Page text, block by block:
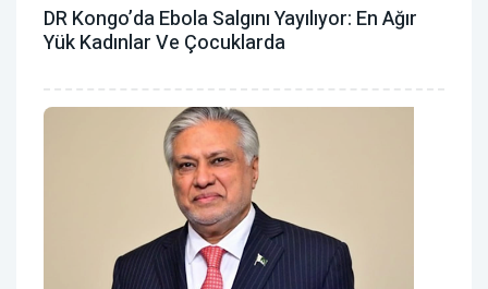
DR Kongo’da Ebola Salgını Yayılıyor: En Ağır
Yük Kadınlar Ve Çocuklarda